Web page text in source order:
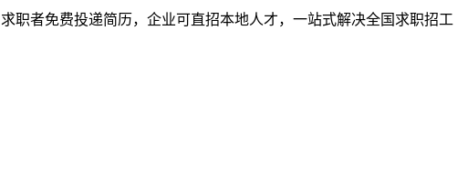
职者免费投递简历，企业可直招本地人才，一站式解决全国求职招工